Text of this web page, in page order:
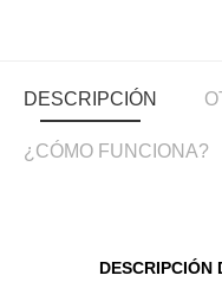
DESCRIPCIÓN
¿CÓMO FUNCIONA?
DESCRIPCIÓN